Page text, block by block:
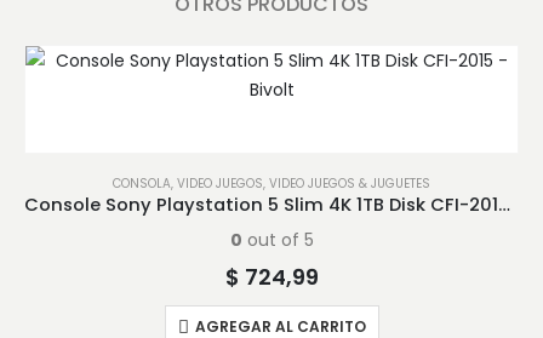
CONSOLA, VIDEO JUEGOS, VIDEO JUEGOS & JUGUETES
Console Sony Playstation 5 Slim 4K 1TB Disk CFI-2015 – Bivolt
0 out of 5
$ 724,99
AGREGAR AL CARRITO